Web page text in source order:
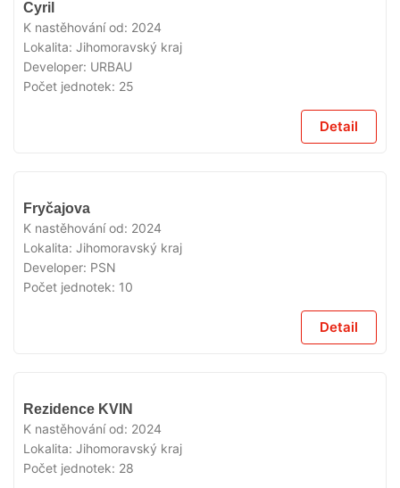
Cyril
K nastěhování od: 2024
Lokalita: Jihomoravský kraj
Developer: URBAU
Počet jednotek: 25
Detail
Fryčajova
K nastěhování od: 2024
Lokalita: Jihomoravský kraj
Developer: PSN
Počet jednotek: 10
Detail
Rezidence KVIN
K nastěhování od: 2024
Lokalita: Jihomoravský kraj
Počet jednotek: 28